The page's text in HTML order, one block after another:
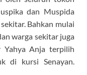
dan Muspida
Bahkan mulai
warga sekitar juga
Yahya Anja terpilih
di kursi Senayan.